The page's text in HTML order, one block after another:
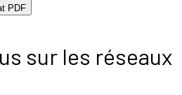
PDF
sur les réseaux